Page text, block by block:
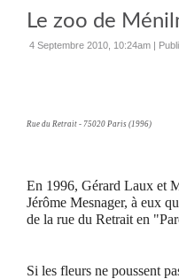
Le zoo de
4 Septembre 2010, 10:24am |
Rue du Retrait - 75020 Paris (1996)
En 1996, Gérard Laux et
Jérôme Mesnager, à eux
de la rue du Retrait en
Si les fleurs ne poussent